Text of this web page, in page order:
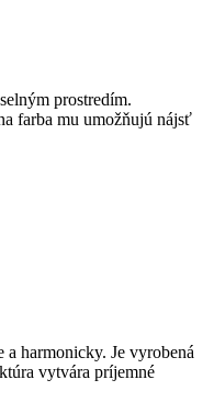
prostredím.
farba mu umožňujú nájsť
a harmonicky. Je vyrobená
vytvára príjemné